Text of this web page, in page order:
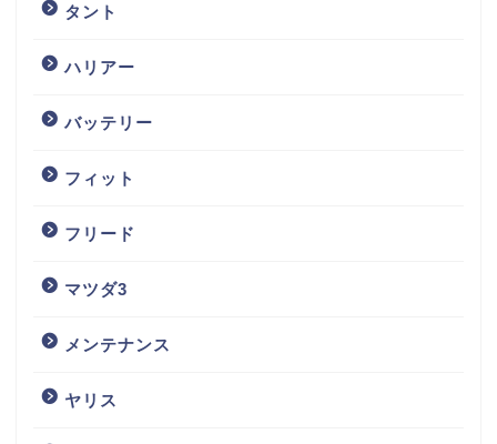
タント
ハリアー
バッテリー
フィット
フリード
マツダ3
メンテナンス
ヤリス